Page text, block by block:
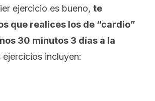
ejercicio es bueno, te
que realices los de “cardio”
30 minutos 3 días a la
ejercicios incluyen: